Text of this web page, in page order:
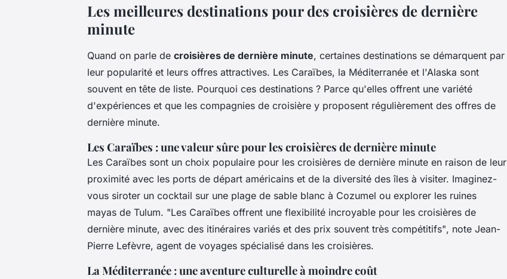
Les meilleures destinations pour des croisières de dernière
minute
Quand on parle de croisières de dernière minute, certaines destinations se démarquent par
leur popularité et leurs offres attractives. Les Caraïbes, la Méditerranée et l'Alaska sont
souvent en tête de liste. Pourquoi ces destinations ? Parce qu'elles offrent une variété
d'expériences et que les compagnies de croisière y proposent régulièrement des offres de
dernière minute.
Les Caraïbes : une valeur sûre pour les croisières de dernière minute
Les Caraïbes sont un choix populaire pour les croisières de dernière minute en raison de leur
proximité avec les ports de départ américains et de la diversité des îles à visiter. Imaginez-
vous siroter un cocktail sur une plage de sable blanc à Cozumel ou explorer les ruines
mayas de Tulum. "Les Caraïbes offrent une flexibilité incroyable pour les croisières de
dernière minute, avec des itinéraires variés et des prix souvent très compétitifs", note Jean-
Pierre Lefèvre, agent de voyages spécialisé dans les croisières.
La Méditerranée : une aventure culturelle à moindre coût